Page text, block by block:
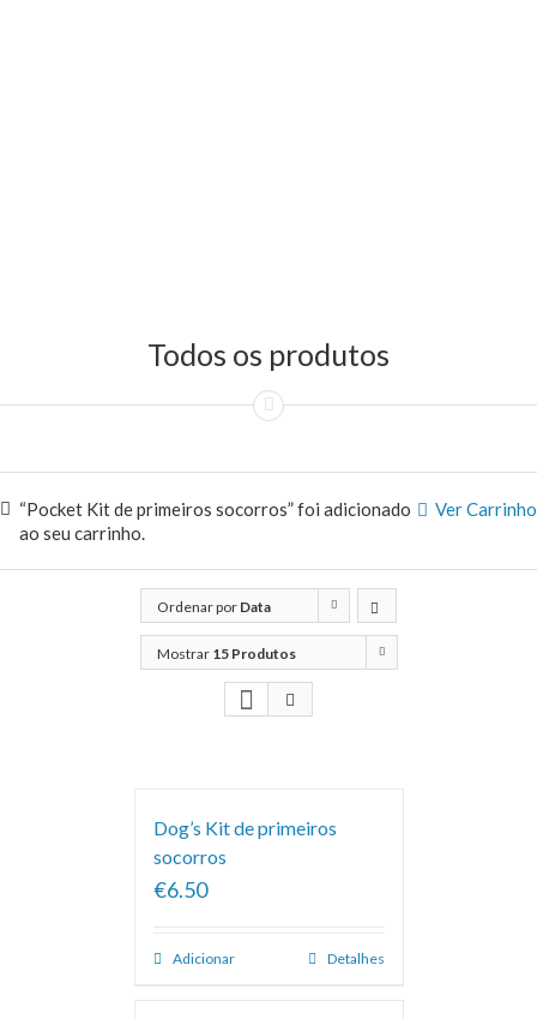
Todos os produtos
Ver Carrinho
“Pocket Kit de primeiros socorros” foi adicionado
ao seu carrinho.
Ordenar por Data
Mostrar 15 Produtos
Dog’s Kit de primeiros
socorros
€6.50
Adicionar Detalhes